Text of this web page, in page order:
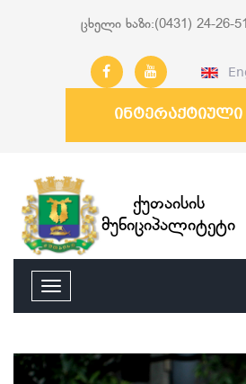
ცხელი ხაზი:(0431) 24-26-
ინტერაქტიული
ქუთაისის
მუნიციპალიტეტი